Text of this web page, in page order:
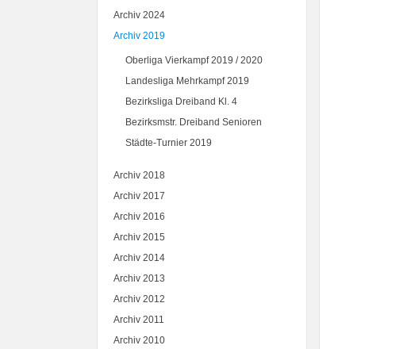
Archiv 2024
Archiv 2019
Oberliga Vierkampf 2019 / 2020
Landesliga Mehrkampf 2019
Bezirksliga Dreiband Kl. 4
Bezirksmstr. Dreiband Senioren
Städte-Turnier 2019
Archiv 2018
Archiv 2017
Archiv 2016
Archiv 2015
Archiv 2014
Archiv 2013
Archiv 2012
Archiv 2011
Archiv 2010